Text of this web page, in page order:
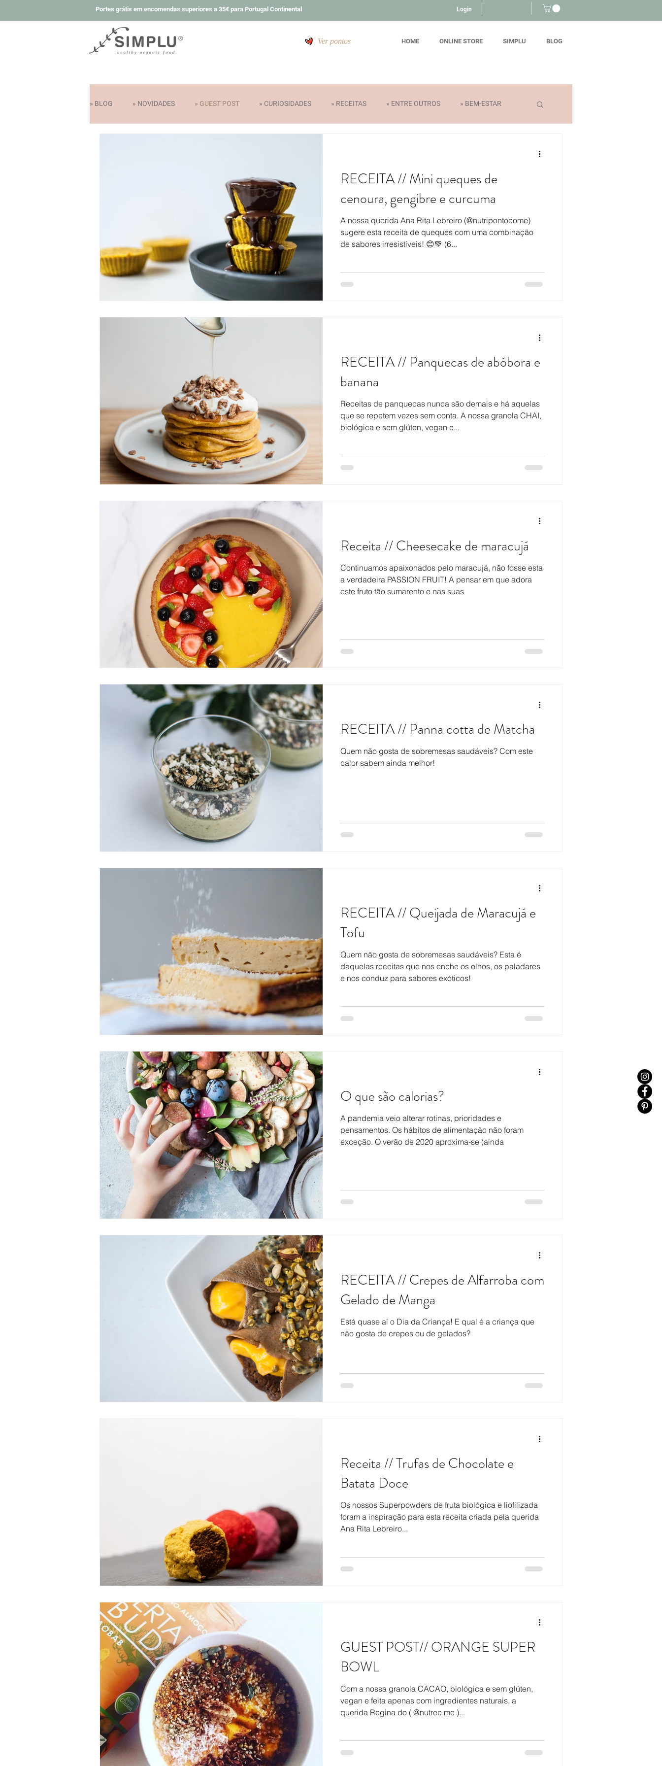
Portes grátis em encomendas superiores a 35€ para Portugal Continental Login
Ver pontos HOME ONLINE STORE SIMPLU BLOG
» BLOG » NOVIDADES » GUEST POST » CURIOSIDADES » RECEITAS » ENTRE OUTROS » BEM-ESTAR
RECEITA // Mini queques de
cenoura, gengibre e curcuma
A nossa querida Ana Rita Lebreiro (@nutripontocome)
sugere esta receita de queques com uma combinação
de sabores irresistíveis! 😊💚 (6...
RECEITA // Panquecas de abóbora e
banana
Receitas de panquecas nunca são demais e há aquelas
que se repetem vezes sem conta. A nossa granola CHAI,
biológica e sem glúten, vegan e...
Receita // Cheesecake de maracujá
Continuamos apaixonados pelo maracujá, não fosse esta
a verdadeira PASSION FRUIT! A pensar em que adora
este fruto tão sumarento e nas suas
RECEITA // Panna cotta de Matcha
Quem não gosta de sobremesas saudáveis? Com este
calor sabem ainda melhor!
RECEITA // Queijada de Maracujá e
Tofu
Quem não gosta de sobremesas saudáveis? Esta é
daquelas receitas que nos enche os olhos, os paladares
e nos conduz para sabores exóticos!
O que são calorias?
A pandemia veio alterar rotinas, prioridades e
pensamentos. Os hábitos de alimentação não foram
exceção. O verão de 2020 aproxima-se (ainda
RECEITA // Crepes de Alfarroba com
Gelado de Manga
Está quase aí o Dia da Criança! E qual é a criança que
não gosta de crepes ou de gelados?
Receita // Trufas de Chocolate e
Batata Doce
Os nossos Superpowders de fruta biológica e liofilizada
foram a inspiração para esta receita criada pela querida
Ana Rita Lebreiro...
GUEST POST// ORANGE SUPER
BOWL
Com a nossa granola CACAO, biológica e sem glúten,
vegan e feita apenas com ingredientes naturais, a
querida Regina do ( @nutree.me )...